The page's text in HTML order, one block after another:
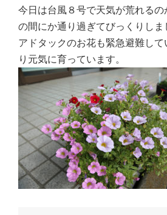
今日は台風８号で天気が荒れる
の間にか通り過ぎてびっくりしま
アドタックのお花も緊急避難し
り元気に育っています。